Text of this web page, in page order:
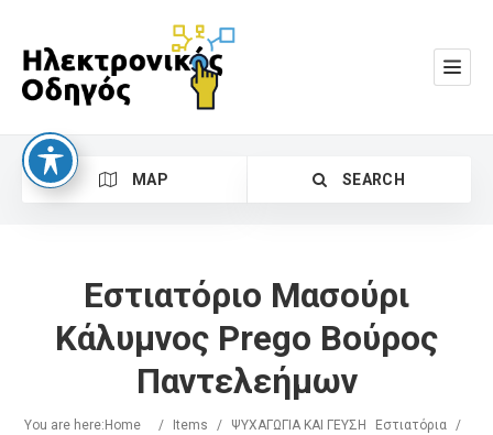
MAP SEARCH
Search
Εστιατόριο Μασούρι
Κάλυμνος Prego Βούρος
Παντελεήμων
You are here: Home / Items / ΨΥΧΑΓΩΓΙΑ ΚΑΙ ΓΕΥΣΗ Εστιατόρια
/